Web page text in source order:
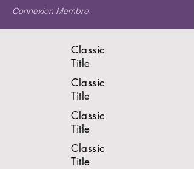
Connexion Membre
Classic
Title
Classic
Title
Classic
Title
Classic
Title